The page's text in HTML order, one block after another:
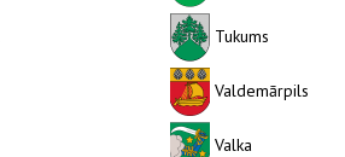
Tukums
Valdemārpils
Valka